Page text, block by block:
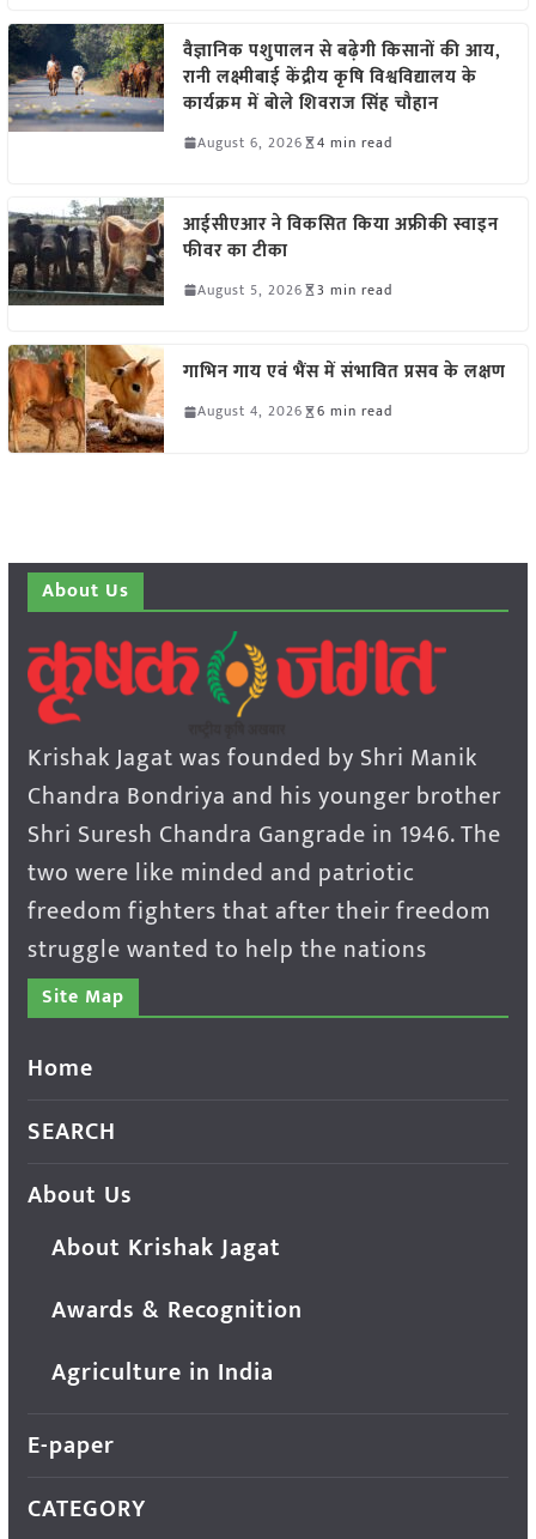
वैज्ञानिक पशुपालन से बढ़ेगी किसानों की आय,
रानी लक्ष्मीबाई केंद्रीय कृषि विश्वविद्यालय के
कार्यक्रम में बोले शिवराज सिंह चौहान
August 6, 2026 4 min read
आईसीएआर ने विकसित किया अफ्रीकी स्वाइन
फीवर का टीका
August 5, 2026 3 min read
गाभिन गाय एवं भैंस में संभावित प्रसव के लक्षण
August 4, 2026 6 min read
About Us
Krishak Jagat was founded by Shri Manik
Chandra Bondriya and his younger brother
Shri Suresh Chandra Gangrade in 1946. The
two were like minded and patriotic
freedom fighters that after their freedom
struggle wanted to help the nations
Site Map
Home
SEARCH
About Us
About Krishak Jagat
Awards & Recognition
Agriculture in India
E-paper
CATEGORY